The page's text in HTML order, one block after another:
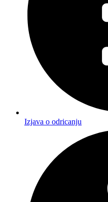
Izjava o odricanju